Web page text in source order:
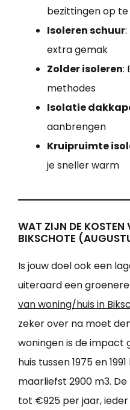
bezittingen op te
Isoleren schuur
extra gemak
Zolder isoleren:
methodes
Isolatie
aanbrengen
Kruipruimte
je sneller warm
WAT ZIJN DE KOSTEN
BIKSCHOTE
Is jouw doel ook een
uiteraard een
van woning/huis in
zeker over na moet
woningen is de impact
huis tussen 1975 en
maarliefst 2900 m3.
tot €925 per jaar,